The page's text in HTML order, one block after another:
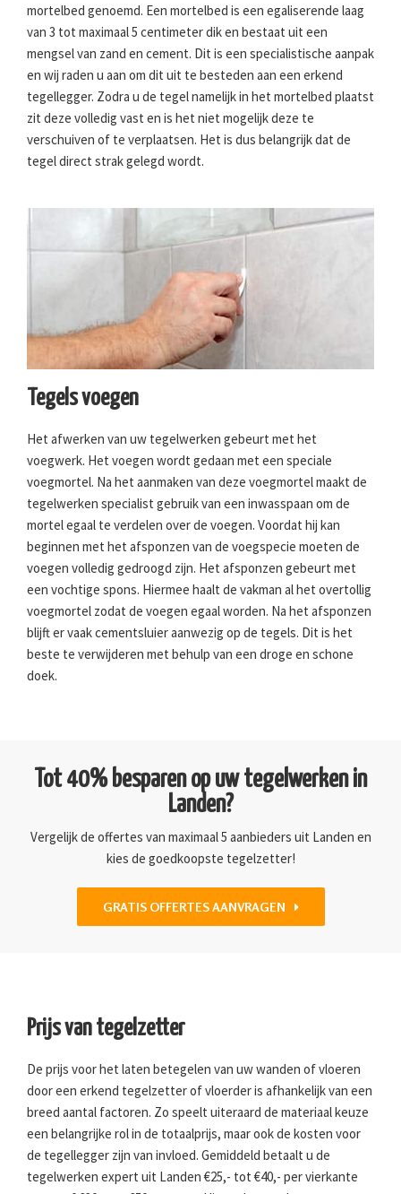
mortelbed genoemd. Een mortelbed is een egaliserende laag
van 3 tot maximaal 5 centimeter dik en bestaat uit een
mengsel van zand en cement. Dit is een specialistische aanpak
en wij raden u aan om dit uit te besteden aan een erkend
tegellegger. Zodra u de tegel namelijk in het mortelbed plaatst
zit deze volledig vast en is het niet mogelijk deze te
verschuiven of te verplaatsen. Het is dus belangrijk dat de
tegel direct strak gelegd wordt.
Tegels voegen
Het afwerken van uw tegelwerken gebeurt met het
voegwerk. Het voegen wordt gedaan met een speciale
voegmortel. Na het aanmaken van deze voegmortel maakt de
tegelwerken specialist gebruik van een inwasspaan om de
mortel egaal te verdelen over de voegen. Voordat hij kan
beginnen met het afsponzen van de voegspecie moeten de
voegen volledig gedroogd zijn. Het afsponzen gebeurt met
een vochtige spons. Hiermee haalt de vakman al het overtollig
voegmortel zodat de voegen egaal worden. Na het afsponzen
blijft er vaak cementsluier aanwezig op de tegels. Dit is het
beste te verwijderen met behulp van een droge en schone
doek.
Tot 40% besparen op uw tegelwerken in
Landen?
Vergelijk de offertes van maximaal 5 aanbieders uit Landen en
kies de goedkoopste tegelzetter!
GRATIS OFFERTES AANVRAGEN
Prijs van tegelzetter
De prijs voor het laten betegelen van uw wanden of vloeren
door een erkend tegelzetter of vloerder is afhankelijk van een
breed aantal factoren. Zo speelt uiteraard de materiaal keuze
een belangrijke rol in de totaalprijs, maar ook de kosten voor
de tegellegger zijn van invloed. Gemiddeld betaalt u de
tegelwerken expert uit Landen €25,- tot €40,- per vierkante